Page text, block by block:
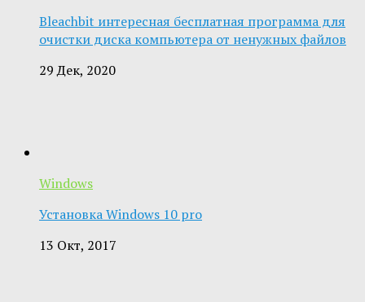
Bleachbit интересная бесплатная программа для
очистки диска компьютера от ненужных файлов
29 Дек, 2020
Windows
Установка Windows 10 pro
13 Окт, 2017